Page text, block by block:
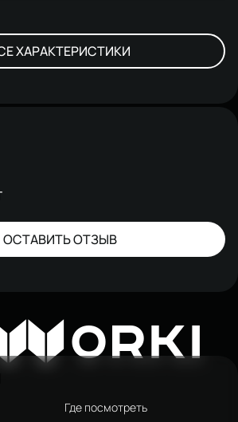
ХАРАКТЕРИСТИКИ
ОСТАВИТЬ ОТЗЫВ
ORKI
Где посмотреть